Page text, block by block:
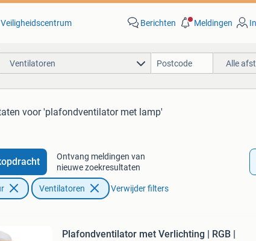
Veiligheidscentrum Berichten Meldingen
Ventilatoren Alle
voor 'plafondventilator met lamp'
Ontvang meldingen van
nieuwe zoekresultaten
Ventilatoren Verwijder filters
Plafondventilator met Verlichting | RGB |